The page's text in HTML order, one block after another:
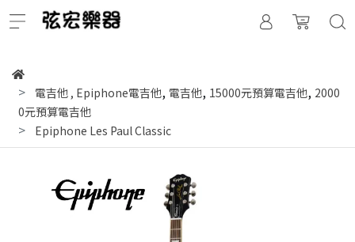
電吉他 , Epiphone電吉他, 電吉他, 15000元預算電吉他, 2000
0元預算電吉他
Epiphone Les Paul Classic